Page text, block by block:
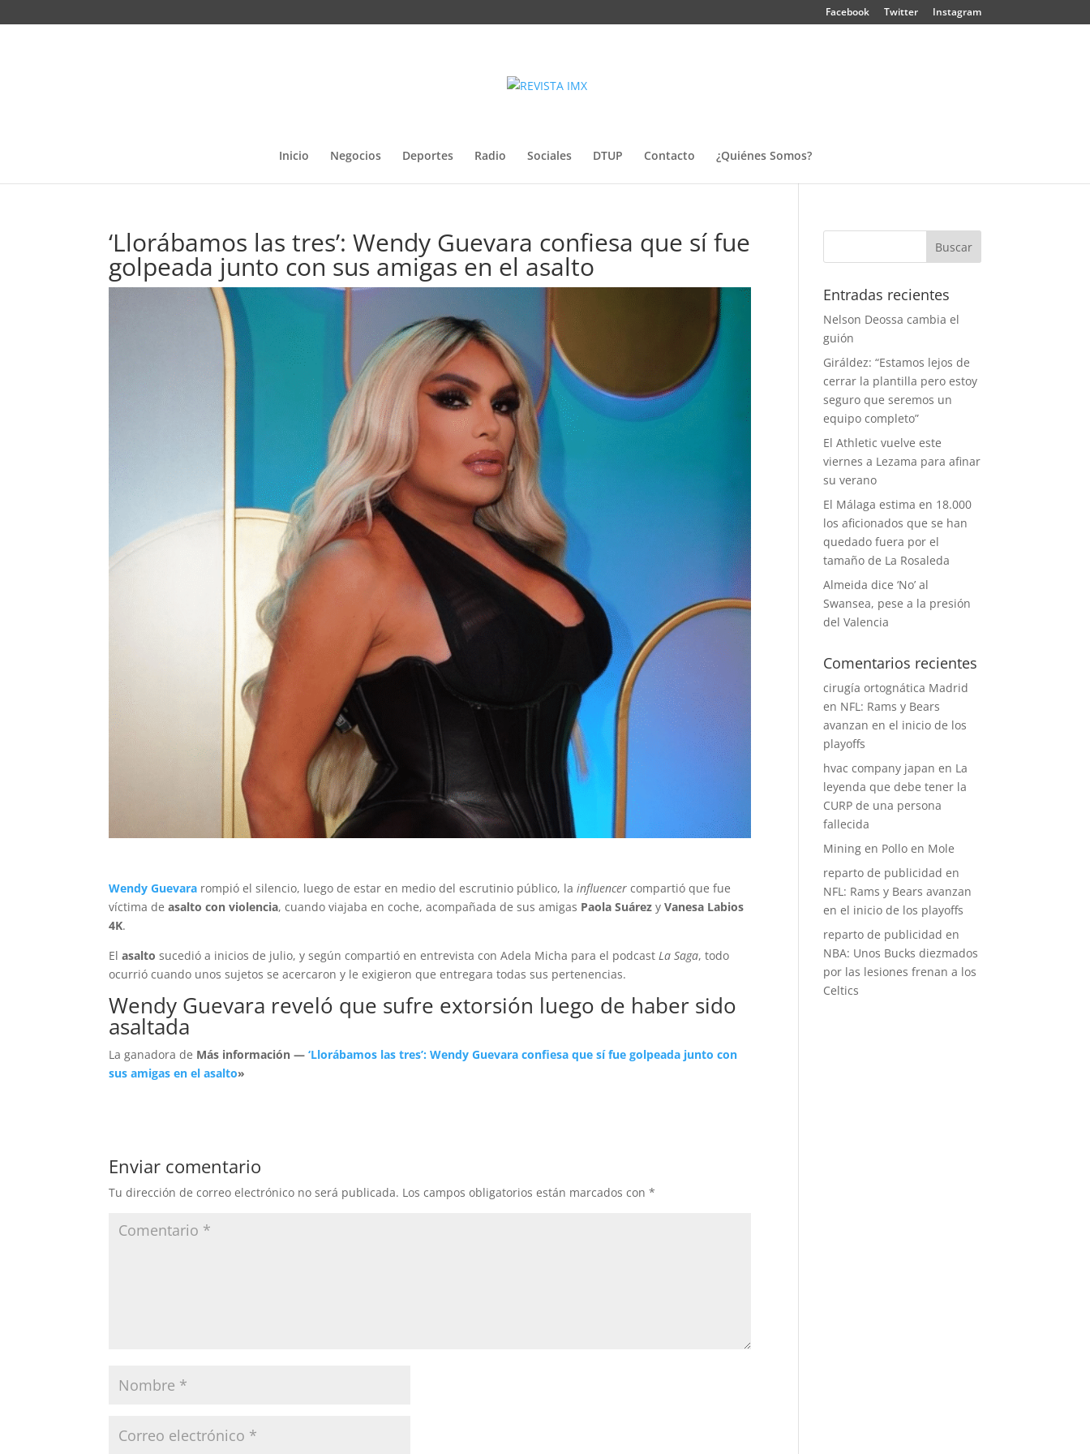
Facebook Twitter Instagram
Inicio Negocios Deportes Radio Sociales DTUP Contacto ¿Quiénes Somos?
‘Llorábamos las tres’: Wendy Guevara confiesa que sí fue
golpeada junto con sus amigas en el asalto
Wendy Guevara rompió el silencio, luego de estar en medio del escrutinio público, la influencer compartió que fue
víctima deasalto con violencia, cuando viajaba en coche, acompañada de sus amigas Paola Suárez yVanesa Labios
4K.
Elasaltosucedió a inicios de julio, y según compartió en entrevista con Adela Micha para el podcast La Saga, todo
ocurrió cuando unos sujetos se acercaron y le exigieron que entregara todas sus pertenencias.
Wendy Guevara reveló que sufre extorsión luego de haber sido
asaltada
La ganadora de Más información —‘Llorábamos las tres’: Wendy Guevara confiesa que sí fue golpeada junto con
sus amigas en el asalto»
Enviar comentario
Tu dirección de correo electrónico no será publicada. Los campos obligatorios están marcados con*
Entradas recientes
Nelson Deossa cambia el
guión
Giráldez: “Estamos lejos de
cerrar la plantilla pero estoy
seguro que seremos un
equipo completo”
El Athletic vuelve este
viernes a Lezama para afinar
su verano
El Málaga estima en 18.000
los aficionados que se han
quedado fuera por el
tamaño de La Rosaleda
Almeida dice ‘No’ al
Swansea, pese a la presión
del Valencia
Comentarios recientes
cirugía ortognática Madrid
en NFL: Rams y Bears
avanzan en el inicio de los
playoffs
hvac company japan en La
leyenda que debe tener la
CURP de una persona
fallecida
Mining en Pollo en Mole
reparto de publicidad en
NFL: Rams y Bears avanzan
en el inicio de los playoffs
reparto de publicidad en
NBA: Unos Bucks diezmados
por las lesiones frenan a los
Celtics